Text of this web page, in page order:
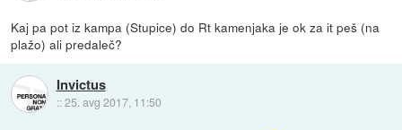
Kaj pa pot iz kampa (Stupice) do Rt kamenjaka je ok za it peš (na
plažo) ali predaleč?
Invictus
::25. avg 2017, 11:50